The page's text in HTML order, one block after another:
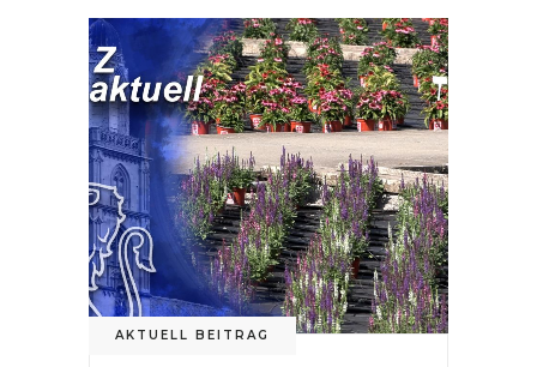
AKTUELL BEITRAG